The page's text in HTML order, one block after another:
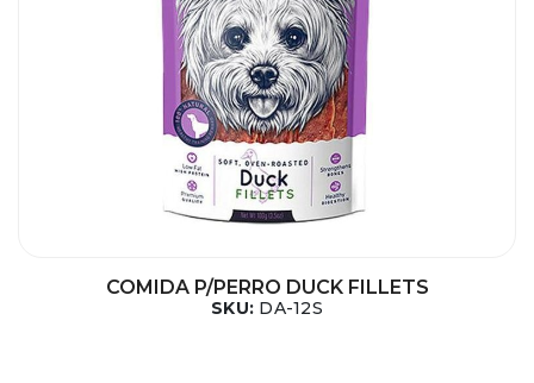
COMIDA P/PERRO DUCK FILLETS
SKU: DA-12S